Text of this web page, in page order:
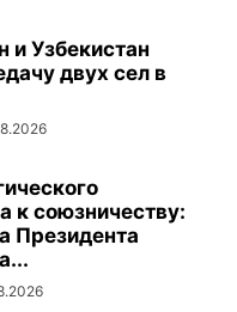
и Узбекистан
двух сел в
к союзничеству:
Президента